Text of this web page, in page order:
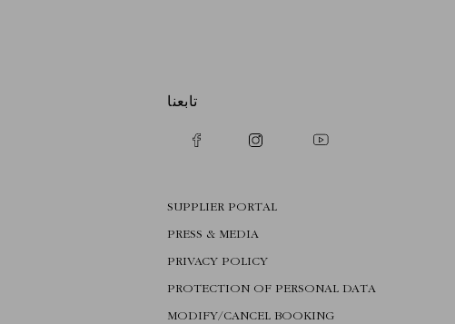
تابعنا
SUPPLIER PORTAL
PRESS & MEDIA
PRIVACY POLICY
PROTECTION OF PERSONAL DATA
MODIFY/CANCEL BOOKING